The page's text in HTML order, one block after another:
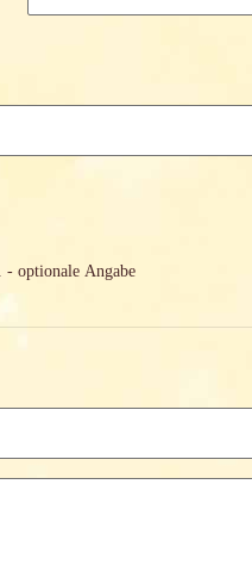
- optionale Angabe